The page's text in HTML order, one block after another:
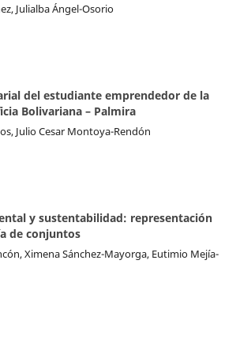
Julialba Ángel-Osorio
del estudiante emprendedor de la
Bolivariana – Palmira
Julio Cesar Montoya-Rendón
y sustentabilidad: representación
de conjuntos
Ximena Sánchez-Mayorga, Eutimio Mejía-